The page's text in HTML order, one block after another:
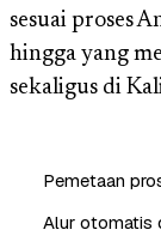
sesuai proses
hingga yang
sekaligus di
Pemetaan
Alur otomatis